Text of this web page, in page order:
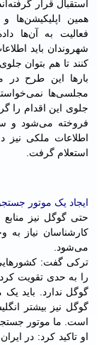
استقبال قرار
همین اپلیکیشن‌ها و
فعالیت به آن‌ها
شهروندان باید
کنند تا هم بتوان
بارها این طرح
مجلسی‌ها
جلوی این اقدام را
فروخته می‌شود و
اطلاعات ملکی نیز
استعلام گرفت.
ایجاد یک موتور
حتی گوگل نیز
کارشناسان نیاز
می‌شود.
ترکی گفت:
را به حدی تقویت
گوگل ندارد. باید
گوگل نیز بیشتر
است. ما موتور
او تاکید کرد: در